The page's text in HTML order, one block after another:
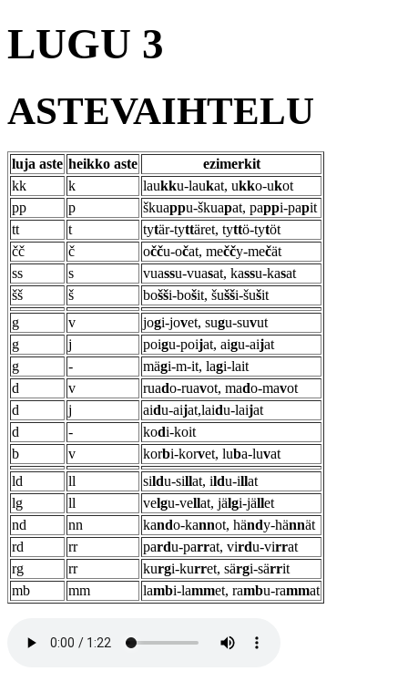
LUGU 3
ASTEVAIHTELU
luja aste heikko aste
ezimerkit
kk
k laukku-laukat, ukko-ukot
pp
p škuappu-škuapat, pappi-papit
tt
t tytär-tyttäret, tyttö-tytöt
čč
č očču-očat, meččy-mečät
ss
s vuassu-vuasat, kassu-kasat
šš
š bošši-bošit, šušši-šušit
g
v jogi-jovet, sugu-suvut
g
j poigu-poijat, aigu-aijat
g
- mägi-m-it, lagi-lait
d
v ruado-ruavot, mado-mavot
d
j aidu-aijat,laidu-laijat
d
- kodi-koit
b
v korbi-korvet, luba-luvat
ld
ll sildu-sillat, ildu-illat
lg
ll velgu-vellat, jälgi-jället
nd
nn kando-kannot, händy-hännät
rd
rr pardu-parrat, virdu-virrat
rg
rr kurgi-kurret, särgi-särrit
mb
mm lambi-lammet, rambu-rammat